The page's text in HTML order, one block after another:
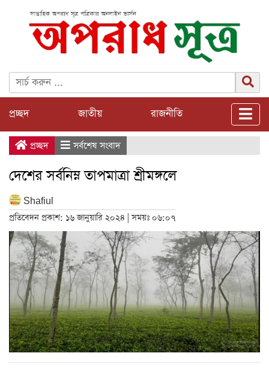
প্রচ্ছদ জাতীয় রাজনীতি
প্রচ্ছদ সর্বশেষ সংবাদ
দেশের সর্বনিম্ন তাপমাত্রা শ্রীমঙ্গলে
Shafiul
প্রতিবেদন প্রকাশ: ১৬ জানুয়ারি ২০২৪ | সময়ঃ ০৬:০৭